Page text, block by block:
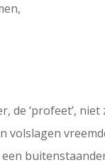
de ‘profeet’,
volslagen